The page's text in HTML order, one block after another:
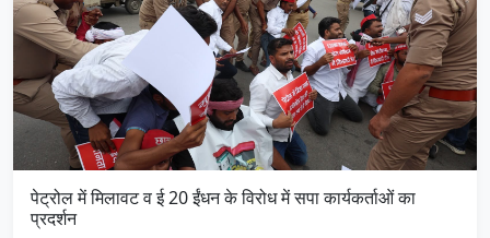
पेट्रोल में मिलावट व ई 20 ईंधन के विरोध में सपा कार्यकर्ताओं का
प्रदर्शन